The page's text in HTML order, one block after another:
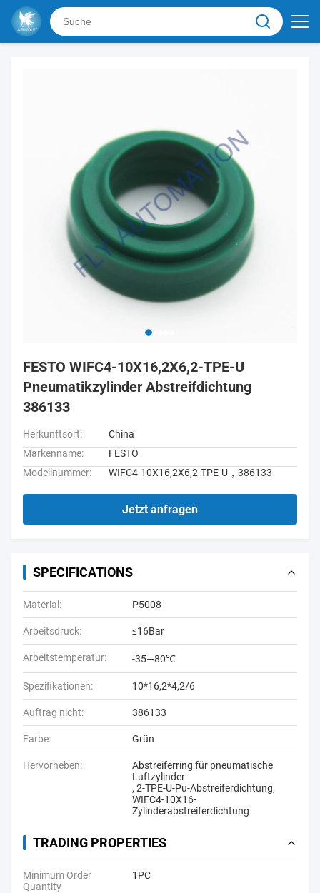
FESTO WIFC4-10X16,2X6,2-TPE-U
Pneumatikzylinder Abstreifdichtung
386133
Herkunftsort:
China
Markenname:
FESTO
Modellnummer:
WIFC4-10X16,2X6,2-TPE-U，386133
Jetzt anfragen
SPECIFICATIONS
Material: P5008
Arbeitsdruck: ≤16Bar
Arbeitstemperatur: -35—80℃
Spezifikationen: 10*16,2*4,2/6
Auftrag nicht: 386133
Farbe: Grün
Hervorheben:
Abstreiferring für pneumatische
Luftzylinder
, 2-TPE-U-Pu-Abstreiferdichtung,
WIFC4-10X16-
Zylinderabstreiferdichtung
TRADING PROPERTIES
Minimum Order
Quantity
1PC